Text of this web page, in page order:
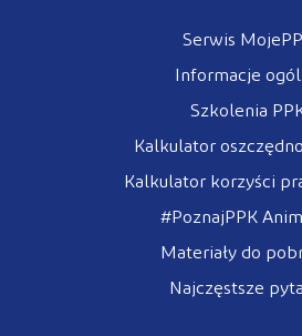
Serwis
Informacje
Szkolenia
Kalkulator
Kalkulator korzyści
#PoznajPPK
Materiały do
Najczęstsze